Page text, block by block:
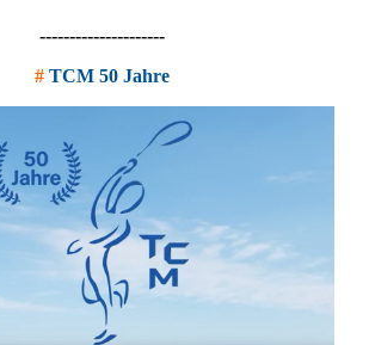
---------------------
# TCM 50 Jahre